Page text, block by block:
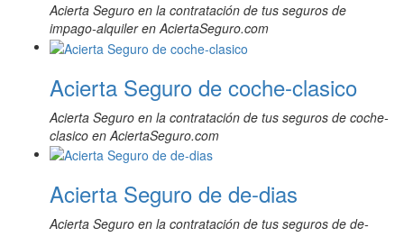
Acierta Seguro en la contratación de tus seguros de
impago-alquiler en AciertaSeguro.com
Acierta Seguro de coche-clasico
Acierta Seguro en la contratación de tus seguros de coche-
clasico en AciertaSeguro.com
Acierta Seguro de de-dias
Acierta Seguro en la contratación de tus seguros de de-